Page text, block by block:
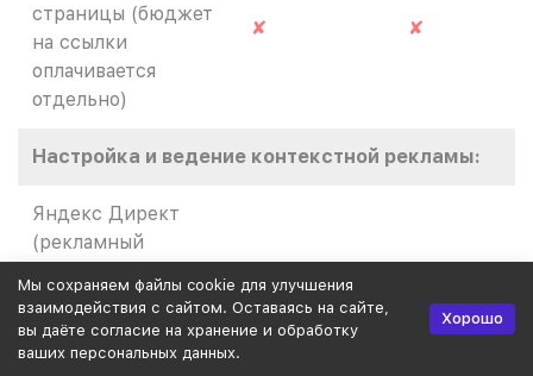
страницы (бюджет
на ссылки
оплачивается
отдельно)
✘ ✘
Настройка и ведение контекстной рекламы:
Яндекс Директ
(рекламный
оплачивается
отдельно)
Мы сохраняем файлы cookie для улучшения
взаимодействия с сайтом. Оставаясь на сайте,
вы даёте согласие на хранение и обработку
ваших персональных данных.
Хорошо